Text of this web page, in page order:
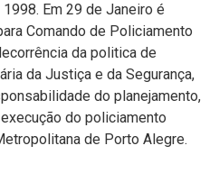
Em 29 de Janeiro é
Comando de Policiamento
da politica de
da Justiça e da Segurança,
do planejamento,
do policiamento
de Porto Alegre.